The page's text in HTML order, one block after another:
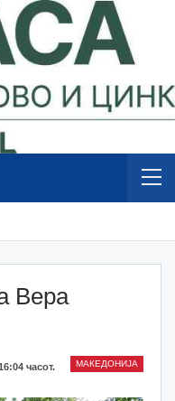
Вера
МАКЕДОНИЈА
часот.